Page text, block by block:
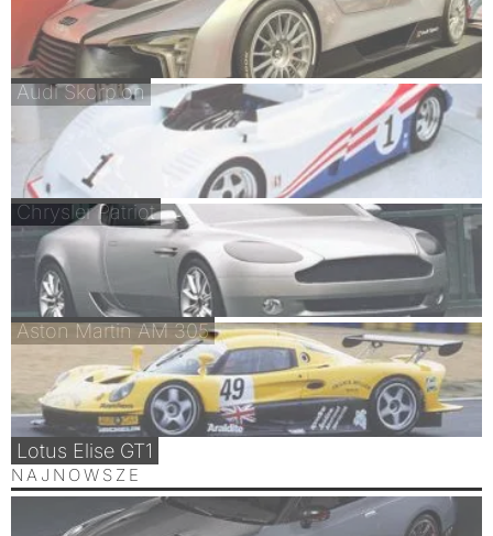
Audi Skorpion
Chrysler Patriot
Aston Martin AM 305
Lotus Elise GT1
NAJNOWSZE